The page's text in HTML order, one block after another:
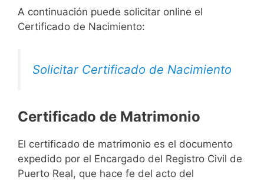
A continuación puede solicitar online el
Certificado de Nacimiento:
Solicitar Certificado de Nacimiento
Certificado de Matrimonio
El certificado de matrimonio es el documento
expedido por el Encargado del Registro Civil de
Puerto Real, que hace fe del acto del